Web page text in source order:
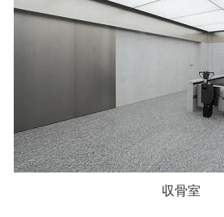
収骨室